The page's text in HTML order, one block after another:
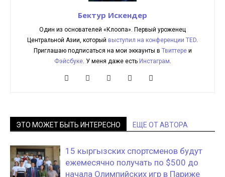
Бектур Искендер
Один из основателей «Клоопа». Первый уроженец
Центральной Азии, который выступил на конференции TED.
Приглашаю подписаться на мои эккаунты в Твиттереи
Фэйсбуке. У меня даже есть Инстаграм.
ЭТО МОЖЕТ БЫТЬ ИНТЕРЕСНО ЕЩЕ ОТ АВТОРА
15 кыргызских спортсменов будут
ежемесячно получать по $500 до
начала Олимпийских игр в Париже